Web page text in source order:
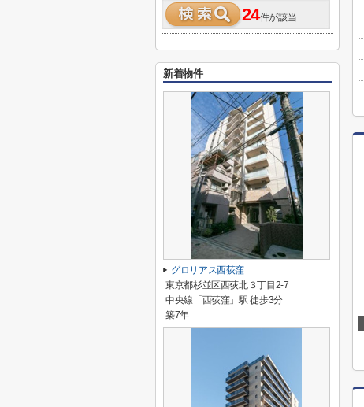
24件が該当
新着物件
グロリアス西荻窪
東京都杉並区西荻北３丁目2-7
中央線「西荻窪」駅 徒歩3分
築7年